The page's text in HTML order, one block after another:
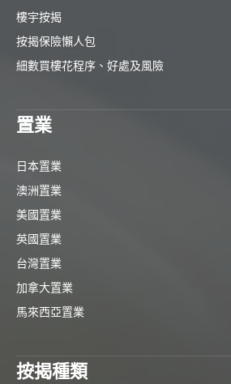
樓宇按揭
按揭保險懶人包
細數買樓花程序、好處及風險
置業
日本置業
澳洲置業
美國置業
英國置業
台灣置業
加拿大置業
馬來西亞置業
按揭種類